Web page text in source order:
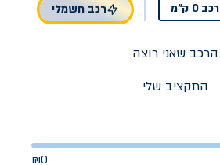
רכב 0 ק"מ רכב חשמלי
הרכב שאני רוצה
התקציב שלי
₪0